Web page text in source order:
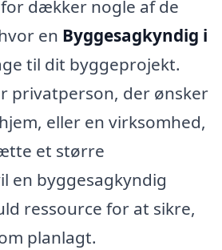
dækker nogle af de
en Byggesagkyndig i
til dit byggeprojekt.
privatperson, der ønsker
eller en virksomhed,
et større
en byggesagkyndig
ressource for at sikre,
planlagt.